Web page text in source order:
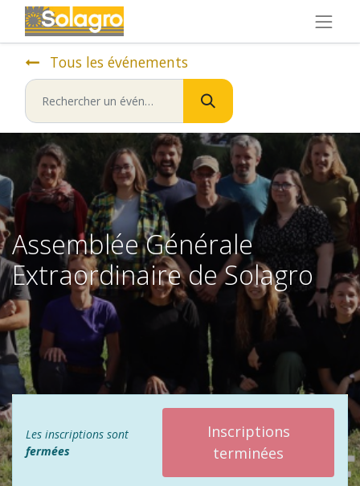
Tous les événements
Assemblée Générale
Extraordinaire de Solagro
Les inscriptions sont
fermées
Inscriptions
terminées